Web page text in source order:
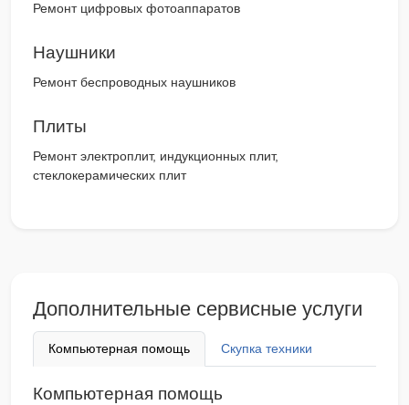
Ремонт цифровых фотоаппаратов
Наушники
Ремонт беспроводных наушников
Плиты
Ремонт электроплит, индукционных плит,
стеклокерамических плит
Дополнительные сервисные услуги
Компьютерная помощь Скупка техники
Компьютерная помощь